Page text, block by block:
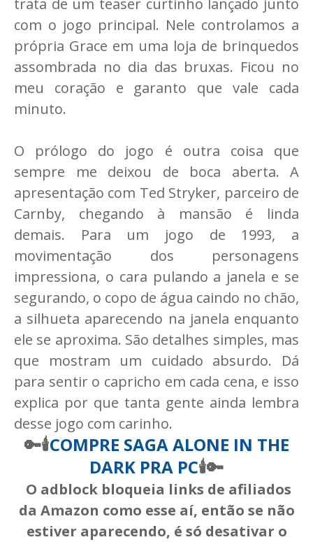
trata de um teaser curtinho lançado junto
com o jogo principal. Nele controlamos a
própria Grace em uma loja de brinquedos
assombrada no dia das bruxas. Ficou no
meu coração e garanto que vale cada
minuto.
O prólogo do jogo é outra coisa que
sempre me deixou de boca aberta. A
apresentação com Ted Stryker, parceiro de
Carnby, chegando à mansão é linda
demais. Para um jogo de 1993, a
movimentação dos personagens
impressiona, o cara pulando a janela e se
segurando, o copo de água caindo no chão,
a silhueta aparecendo na janela enquanto
ele se aproxima. São detalhes simples, mas
que mostram um cuidado absurdo. Dá
para sentir o capricho em cada cena, e isso
explica por que tanta gente ainda lembra
desse jogo com carinho.
🔑🕯️COMPRE SAGA ALONE IN THE
DARK PRA PC🕯️🔑
O adblock bloqueia links de afiliados
da Amazon como esse aí, então se não
estiver aparecendo, é só desativar o